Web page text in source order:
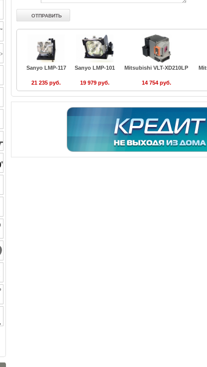
Sanyo LMP-117
21 235 руб.
Sanyo LMP-101
19 979 руб.
Mitsubishi VLT-XD210LP
14 754 руб.